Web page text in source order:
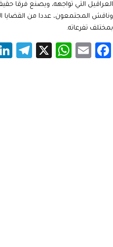
العراقيل التي تواجهه، ويصنع فرقا
وناقش المجتمعون، عددا من القضايا
بمختلف تفرعاته.
Facebook
Email
X